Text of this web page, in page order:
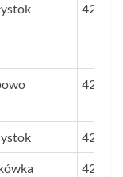
42,6
42,6
42,5
42,2